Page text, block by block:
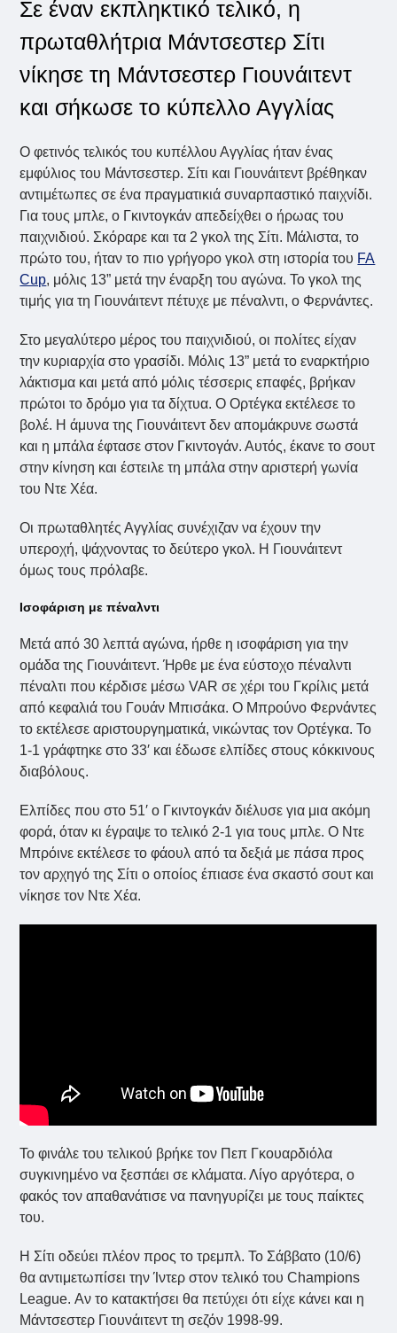
Σε έναν εκπληκτικό τελικό, η
πρωταθλήτρια Μάντσεστερ Σίτι
νίκησε τη Μάντσεστερ Γιουνάιτεντ
και σήκωσε το κύπελλο Αγγλίας
Ο φετινός τελικός του κυπέλλου Αγγλίας ήταν ένας
εμφύλιος του Μάντσεστερ. Σίτι και Γιουνάιτεντ βρέθηκαν
αντιμέτωπες σε ένα πραγματικιά συναρπαστικό παιχνίδι.
Για τους μπλε, ο Γκιντογκάν απεδείχθει ο ήρωας του
παιχνιδιού. Σκόραρε και τα 2 γκολ της Σίτι. Μάλιστα, το
πρώτο του, ήταν το πιο γρήγορο γκολ στη ιστορία του FA
Cup, μόλις 13” μετά την έναρξη του αγώνα. Το γκολ της
τιμής για τη Γιουνάιτεντ πέτυχε με πέναλντι, ο Φερνάντες.
Στο μεγαλύτερο μέρος του παιχνιδιού, οι πολίτες είχαν
την κυριαρχία στο γρασίδι. Μόλις 13” μετά το εναρκτήριο
λάκτισμα και μετά από μόλις τέσσερις επαφές, βρήκαν
πρώτοι το δρόμο για τα δίχτυα. Ο Ορτέγκα εκτέλεσε το
βολέ. Η άμυνα της Γιουνάιτεντ δεν απομάκρυνε σωστά
και η μπάλα έφτασε στον Γκιντογάν. Αυτός, έκανε το σουτ
στην κίνηση και έστειλε τη μπάλα στην αριστερή γωνία
του Ντε Χέα.
Οι πρωταθλητές Αγγλίας συνέχιζαν να έχουν την
υπεροχή, ψάχνοντας το δεύτερο γκολ. Η Γιουνάιτεντ
όμως τους πρόλαβε.
Ισοφάριση με πέναλντι
Μετά από 30 λεπτά αγώνα, ήρθε η ισοφάριση για την
ομάδα της Γιουνάιτεντ. Ήρθε με ένα εύστοχο πέναλντι
πέναλτι που κέρδισε μέσω VAR σε χέρι του Γκρίλις μετά
από κεφαλιά του Γουάν Μπισάκα. Ο Μπρούνο Φερνάντες
το εκτέλεσε αριστουργηματικά, νικώντας τον Ορτέγκα. Το
1-1 γράφτηκε στο 33′ και έδωσε ελπίδες στους κόκκινους
διαβόλους.
Ελπίδες που στο 51′ ο Γκιντογκάν διέλυσε για μια ακόμη
φορά, όταν κι έγραψε το τελικό 2-1 για τους μπλε. Ο Ντε
Μπρόινε εκτέλεσε το φάουλ από τα δεξιά με πάσα προς
τον αρχηγό της Σίτι ο οποίος έπιασε ένα σκαστό σουτ και
νίκησε τον Ντε Χέα.
Το φινάλε του τελικού βρήκε τον Πεπ Γκουαρδιόλα
συγκινημένο να ξεσπάει σε κλάματα. Λίγο αργότερα, ο
φακός τον απαθανάτισε να πανηγυρίζει με τους παίκτες
του.
Η Σίτι οδεύει πλέον προς το τρεμπλ. Το Σάββατο (10/6)
θα αντιμετωπίσει την Ίντερ στον τελικό του Champions
League. Αν το κατακτήσει θα πετύχει ότι είχε κάνει και η
Μάντσεστερ Γιουνάιτεντ τη σεζόν 1998-99.